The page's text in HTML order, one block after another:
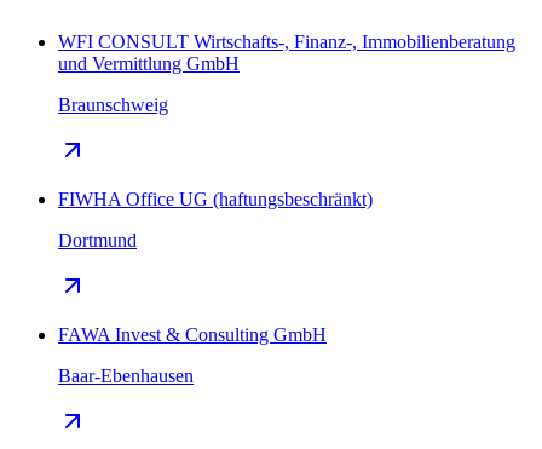
WFI CONSULT Wirtschafts-, Finanz-, Immobilienberatung
und Vermittlung GmbH
Braunschweig
FIWHA Office UG (haftungsbeschränkt)
Dortmund
FAWA Invest & Consulting GmbH
Baar-Ebenhausen